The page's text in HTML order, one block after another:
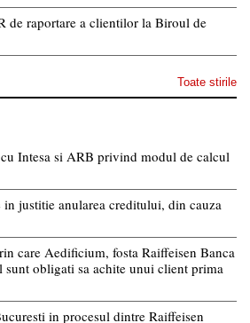
de raportare a clientilor la Biroul de
Toate stirile
Intesa si ARB privind modul de calcul
justitie anularea creditului, din cauza
care Aedificium, fosta Raiffeisen Banca
sunt obligati sa achite unui client prima
in procesul dintre Raiffeisen